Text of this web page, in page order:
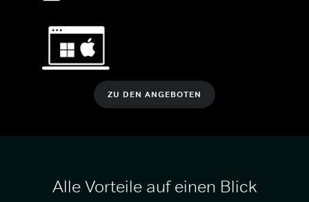
ZU DEN ANGEBOTEN
Alle Vorteile auf einen Blick